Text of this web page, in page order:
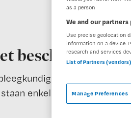
beschikbaar
|
enkele vergelijkbare
as a person
We and our
Use precise geolocation
information on a device.
research and services
List of Partners (vendors)
Manage Preferences